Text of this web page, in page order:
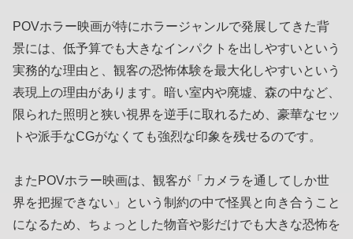
POVホラー映画が特にホラージャンルで発展してきた背
景には、低予算でも大きなインパクトを出しやすいという
実務的な理由と、観客の恐怖体験を最大化しやすいという
表現上の理由があります。暗い室内や廃墟、森の中など、
限られた照明と狭い視界を逆手に取れるため、豪華なセッ
トや派手なCGがなくても強烈な印象を残せるのです。
またPOVホラー映画は、観客が「カメラを通してしか世
界を把握できない」という制約の中で怪異と向き合うこと
になるため、ちょっとした物音や影だけでも大きな恐怖を